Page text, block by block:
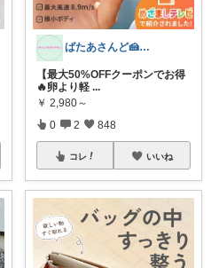
ばたあさんど🍰テンション爆上がりな生活
【最大50%OFFクーポンでお得
🔥卵より軽 ...
￥ 2,980～
0 2 848
コレ いいね